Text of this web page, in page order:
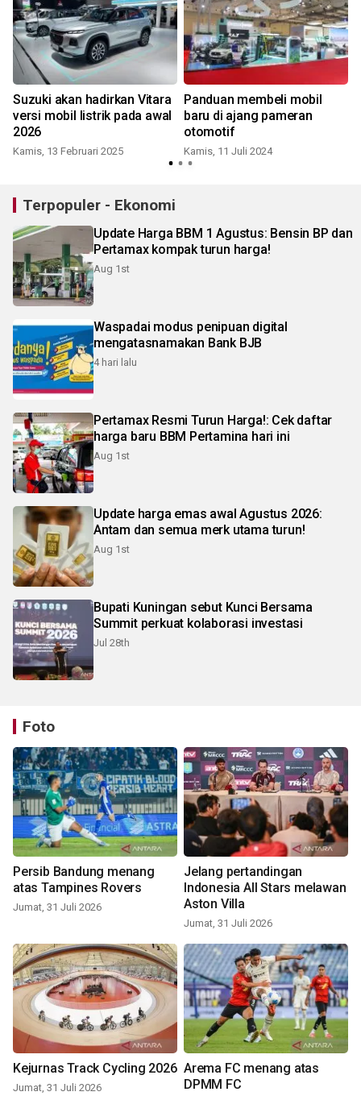
Suzuki akan hadirkan Vitara
versi mobil listrik pada awal
2026
Kamis, 13 Februari 2025
Panduan membeli mobil
baru di ajang pameran
otomotif
Kamis, 11 Juli 2024
Terpopuler - Ekonomi
Update Harga BBM 1 Agustus: Bensin BP dan
Pertamax kompak turun harga!
Aug 1st
Waspadai modus penipuan digital
mengatasnamakan Bank BJB
4 hari lalu
Pertamax Resmi Turun Harga!: Cek daftar
harga baru BBM Pertamina hari ini
Aug 1st
Update harga emas awal Agustus 2026:
Antam dan semua merk utama turun!
Aug 1st
Bupati Kuningan sebut Kunci Bersama
Summit perkuat kolaborasi investasi
Jul 28th
Foto
Persib Bandung menang
atas Tampines Rovers
Jumat, 31 Juli 2026
Jelang pertandingan
Indonesia All Stars melawan
Aston Villa
Jumat, 31 Juli 2026
Kejurnas Track Cycling 2026
Jumat, 31 Juli 2026
Arema FC menang atas
DPMM FC